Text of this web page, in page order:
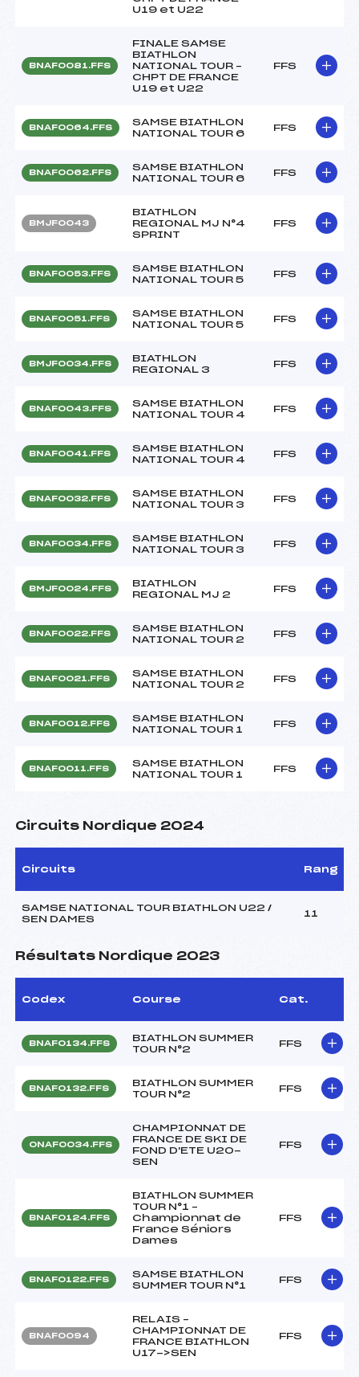
U19 et U22
BNAF0081.FFS
FINALE SAMSE
BIATHLON
NATIONAL TOUR –
CHPT DE FRANCE
U19 et U22
FFS
BNAF0064.FFS
SAMSE BIATHLON
NATIONAL TOUR 6
FFS
BNAF0062.FFS
SAMSE BIATHLON
NATIONAL TOUR 6
FFS
BMJF0043
BIATHLON
REGIONAL MJ N°4
SPRINT
FFS
BNAF0053.FFS
SAMSE BIATHLON
NATIONAL TOUR 5
FFS
BNAF0051.FFS
SAMSE BIATHLON
NATIONAL TOUR 5
FFS
BMJF0034.FFS
BIATHLON
REGIONAL 3
FFS
BNAF0043.FFS
SAMSE BIATHLON
NATIONAL TOUR 4
FFS
BNAF0041.FFS
SAMSE BIATHLON
NATIONAL TOUR 4
FFS
BNAF0032.FFS
SAMSE BIATHLON
NATIONAL TOUR 3
FFS
BNAF0034.FFS
SAMSE BIATHLON
NATIONAL TOUR 3
FFS
BMJF0024.FFS
BIATHLON
REGIONAL MJ 2
FFS
BNAF0022.FFS
SAMSE BIATHLON
NATIONAL TOUR 2
FFS
BNAF0021.FFS
SAMSE BIATHLON
NATIONAL TOUR 2
FFS
BNAF0012.FFS
SAMSE BIATHLON
NATIONAL TOUR 1
FFS
BNAF0011.FFS
SAMSE BIATHLON
NATIONAL TOUR 1
FFS
Circuits Nordique 2024
Circuits Rang
SAMSE NATIONAL TOUR BIATHLON U22 /
SEN DAMES
11
Résultats Nordique 2023
Codex Course Cat.
BNAF0134.FFS
BIATHLON SUMMER
TOUR N°2
FFS
BNAF0132.FFS
BIATHLON SUMMER
TOUR N°2
FFS
ONAF0034.FFS
CHAMPIONNAT DE
FRANCE DE SKI DE
FOND D'ETE U20-
SEN
FFS
BNAF0124.FFS
BIATHLON SUMMER
TOUR N°1 –
Championnat de
France Séniors
Dames
FFS
BNAF0122.FFS
SAMSE BIATHLON
SUMMER TOUR N°1
FFS
BNAF0094
RELAIS –
CHAMPIONNAT DE
FRANCE BIATHLON
U17->SEN
FFS